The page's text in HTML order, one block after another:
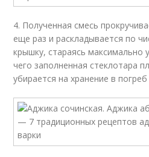
4. Полученная смесь
еще раз и раскладывается по
крышку, стараясь максимально
чего заполненная стеклотара
убирается на хранение в